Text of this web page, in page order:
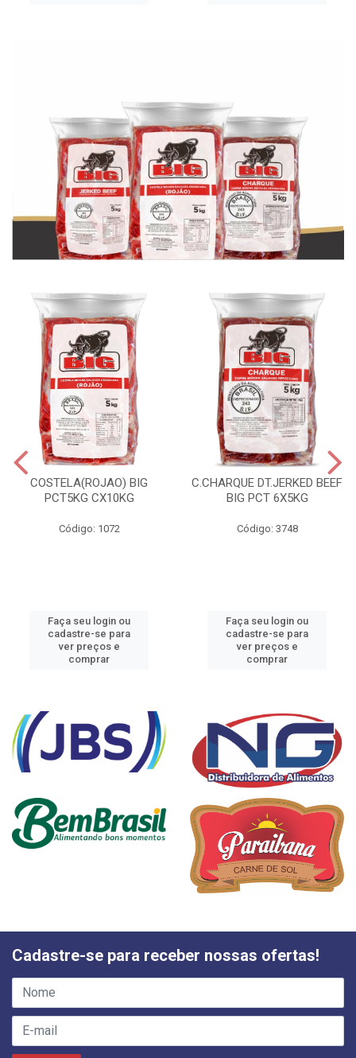
COSTELA(ROJAO) BIG
PCT5KG CX10KG
Código: 1072
Faça seu login ou
cadastre-se para
ver preços e
comprar
C.CHARQUE DT.JERKED BEEF
BIG PCT 6X5KG
Código: 3748
Faça seu login ou
cadastre-se para
ver preços e
comprar
Cadastre-se para receber nossas ofertas!